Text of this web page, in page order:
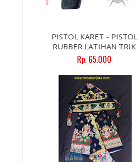
PISTOL KARET - PISTOL
RUBBER LATIHAN TRIK
Rp. 65.000